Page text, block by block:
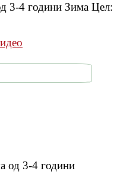
3-4 години Зима Цел:
од 3-4 години